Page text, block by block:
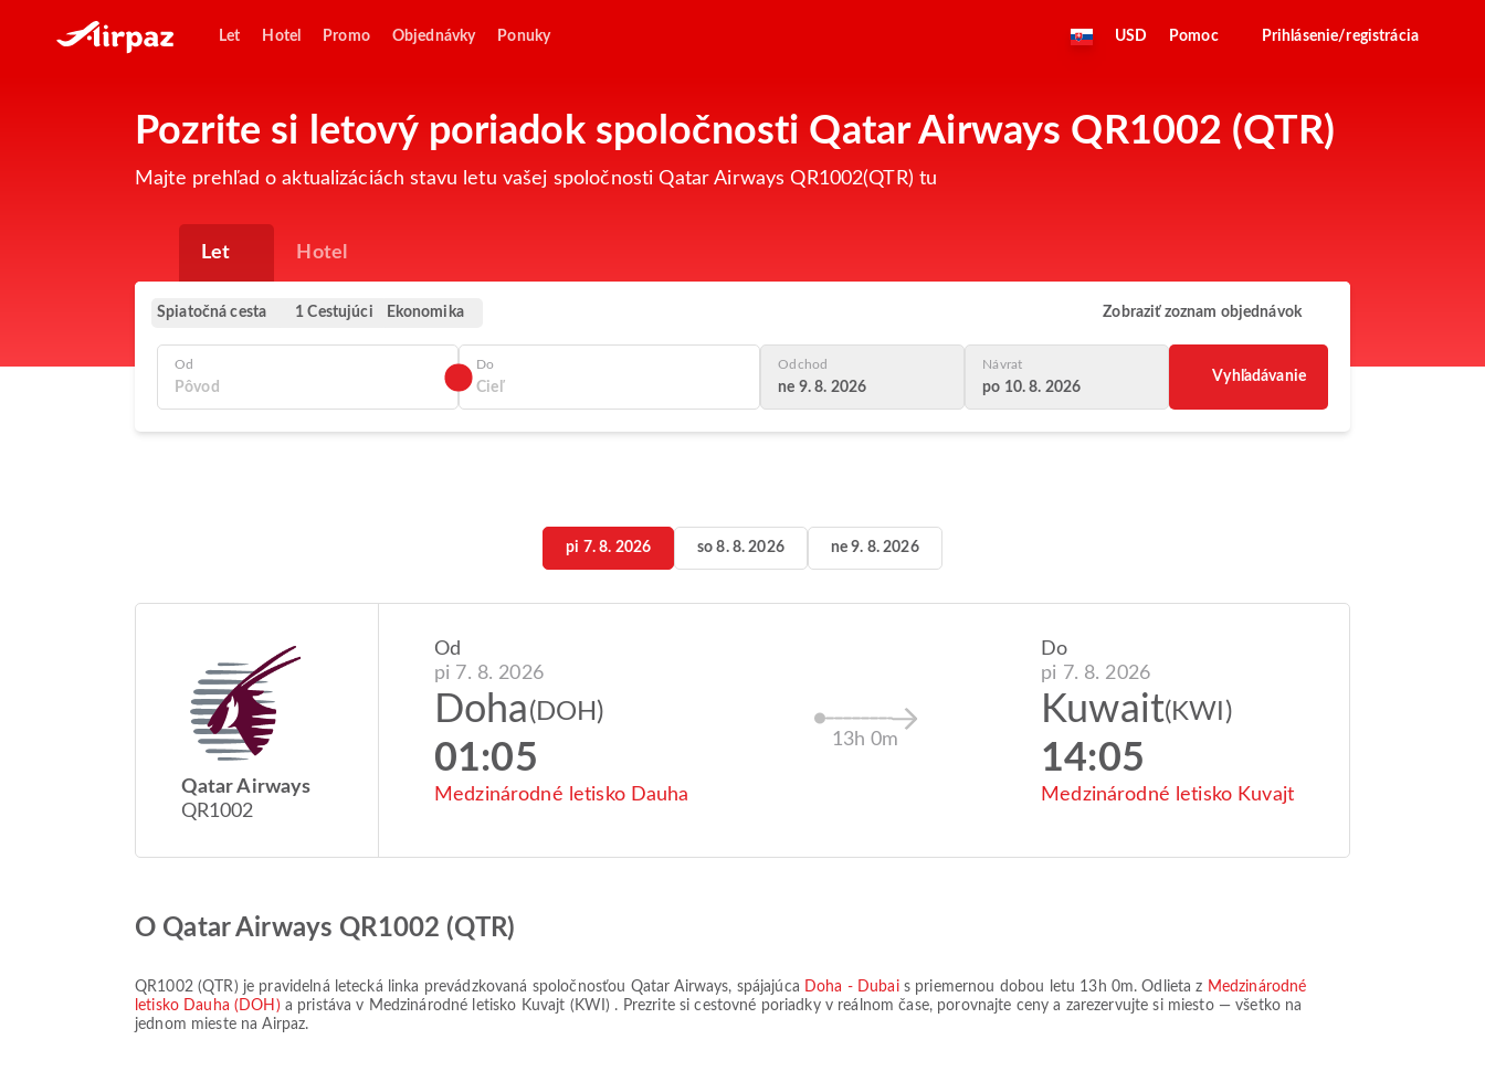
Let Hotel Promo Objednávky Ponuky USD Pomoc Prihlásenie/registrácia
Pozrite si letový poriadok spoločnosti Qatar Airways QR1002 (QTR)
Majte prehľad o aktualizáciách stavu letu vašej spoločnosti Qatar Airways QR1002(QTR) tu
Let Hotel
Spiatočná cesta 1 Cestujúci Ekonomika Zobraziť zoznam objednávok
Od Do Odchod
ne 9. 8. 2026
Návrat
po 10. 8. 2026
Vyhľadávanie
pi 7. 8. 2026 so 8. 8. 2026 ne 9. 8. 2026
Qatar Airways
QR1002
Od
pi 7. 8. 2026
Doha(DOH)
01:05
Medzinárodné letisko Dauha
13h 0m
Do
pi 7. 8. 2026
Kuwait(KWI)
14:05
Medzinárodné letisko Kuvajt
O Qatar Airways QR1002 (QTR)
QR1002(QTR) je pravidelná letecká linka prevádzkovaná spoločnosťou Qatar Airways, spájajúca Doha - Dubais priemernou dobou letu 13h 0m. Odlieta z Medzinárodné
letisko Dauha (DOH) a pristáva v Medzinárodné letisko Kuvajt (KWI) . Prezrite si cestovné poriadky v reálnom čase, porovnajte ceny a zarezervujte si miesto — všetko na
jednom mieste na Airpaz.